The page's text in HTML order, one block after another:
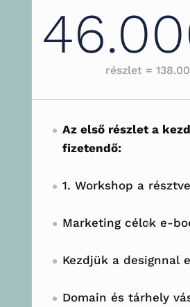
részlet =
Az első részlet a
fizetendő:
1. Workshop a
Marketing céloke-
Kezdjük a designnal
Domain és tárhely